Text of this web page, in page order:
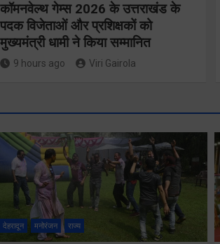
कॉमनवेल्थ गेम्स 2026 के उत्तराखंड के
पदक विजेताओं और प्रशिक्षकों को
मुख्यमंत्री धामी ने किया सम्मानित
9 hours ago Viri Gairola
देहरादून मनोरंजन राज्य
मतदाता सुनवाई में
लापरवाही बर्दाश्त
नहीं, आयोग के
निर्देशों का शत-